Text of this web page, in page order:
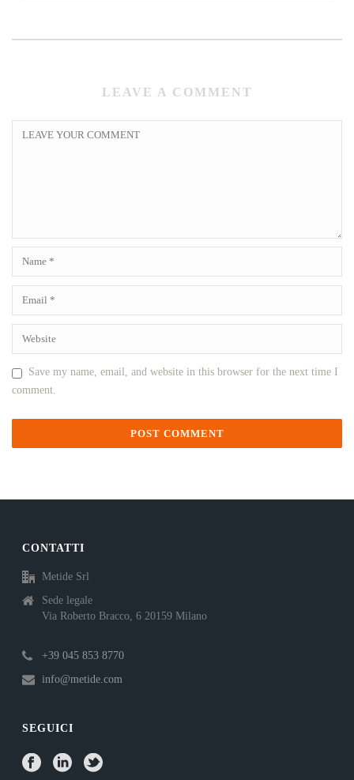
LEAVE A COMMENT
Save my name, email, and website in this browser for the next time I
comment.
CONTATTI
Metide Srl
Sede legale
Via Roberto Bracco, 6 20159 Milano
+39 045 853 8770
info@metide.com
SEGUICI